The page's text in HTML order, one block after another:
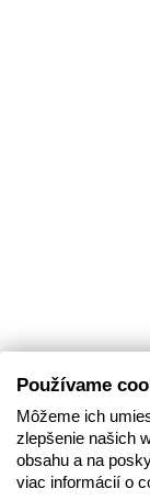
Používame
Môžeme ich
zlepšenie našich
obsahu a na
viac informácií o